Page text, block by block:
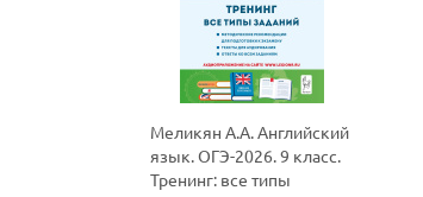
Меликян А.А. Английский
язык. ОГЭ-2026. 9 класс.
Тренинг: все типы